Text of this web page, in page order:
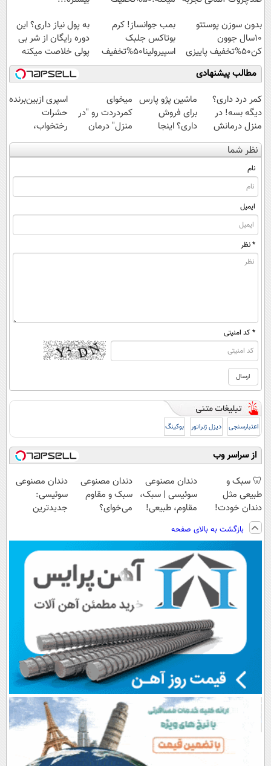
بدون سوزن پوستتو
10سال جوون
کن50%تخفیف پاییزی
بمب جوانساز! کرم
بوتاکس جلبک
اسپیرولینا50%تخفیف
به پول نیاز داری؟ این
دوره رایگان از شر بی
پولی خلاصت میکنه
مطالب پیشنهادی
کمر درد داری؟
دیگه بسه! در
منزل درمانش
کن
(◀پرسش‌نامه)
ماشین پژو پارس
برای فروش
داری؟ اینجا
سریع بفروشش
میخوای
کمردردت رو "در
منزل" درمان
کنی؟ (◂فیلم +
◂پرسش‌نامه)
اسپری ازبین‌برنده
حشرات
رختخواب،
مناسب برای
مقابله با انواع
نظر شما
نام
ایمیل
* نظر
* کد امنیتی
اعتبارسنجی دیزل ژنراتور بوکینگ
از سراسر وب
🦷 سبک و
طبیعی مثل
دندان خودت!
نصب آسان و
پرداخت اقساطی
💳 📍 تهران
دندان مصنوعی
سوئیسی | سبک،
مقاوم، طبیعی!
رایگان+پرداخت
اقساطی😍
دندان مصنوعی
سبک و مقاوم
می‌خوای؟
📍تهران
دندان مصنوعی
سوئیسی:
جدیدترین
پرداخت قسطی
بازگشت به بالای صفحه